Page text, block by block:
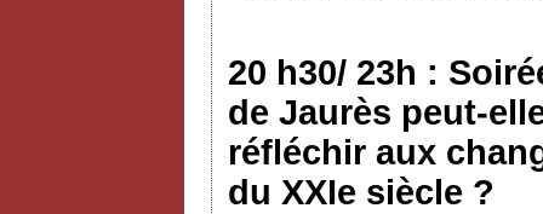
20 h30/ 23h :
de Jaurès peut-
réfléchir aux
du XXIe siècle ?